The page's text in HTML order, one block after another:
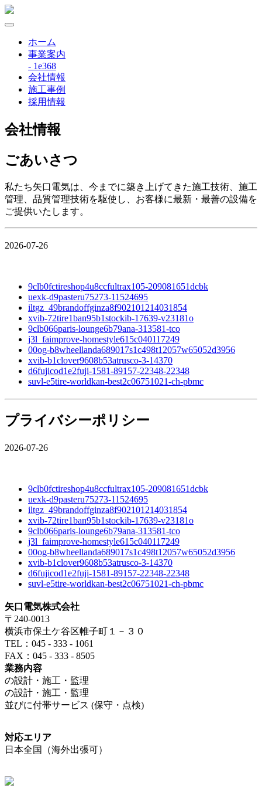
ホーム
事業案内
- 1e368
会社情報
施工事例
採用情報
会社情報
ごあいさつ
私たち矢口電気は、今までに築き上げてきた施工技術、施工
管理、品質管理技術を駆使し、お客様に最新・最善の設備を
ご提供いたします。
2026-07-26
9clb0fctireshop4u8ccfultrax105-209081651dcbk
uexk-d9pasteru75273-11524695
iltgz_49brandoffginza8f902101214031854
xvib-72tire1ban95b1stockib-17639-v23181o
9clb066paris-lounge6b79ana-313581-tco
j3l_faimprove-homestyle615c040117249
00og-b8wheellanda689017s1c498t12057w65052d3956
xvib-b1clover9608b53atrusco-3-14370
d6fujicod1e2fuji-1581-89157-22348-22348
suvl-e5tire-worldkan-best2c06751021-ch-pbmc
プライバシーポリシー
2026-07-26
9clb0fctireshop4u8ccfultrax105-209081651dcbk
uexk-d9pasteru75273-11524695
iltgz_49brandoffginza8f902101214031854
xvib-72tire1ban95b1stockib-17639-v23181o
9clb066paris-lounge6b79ana-313581-tco
j3l_faimprove-homestyle615c040117249
00og-b8wheellanda689017s1c498t12057w65052d3956
xvib-b1clover9608b53atrusco-3-14370
d6fujicod1e2fuji-1581-89157-22348-22348
suvl-e5tire-worldkan-best2c06751021-ch-pbmc
矢口電気株式会社
〒240-0013
横浜市保土ケ谷区帷子町１－３０
TEL：045 - 333 - 1061
FAX：045 - 333 - 8505
業務内容
の設計・施工・監理
の設計・施工・監理
並びに付帯サービス (保守・点検)
対応エリア
日本全国（海外出張可）